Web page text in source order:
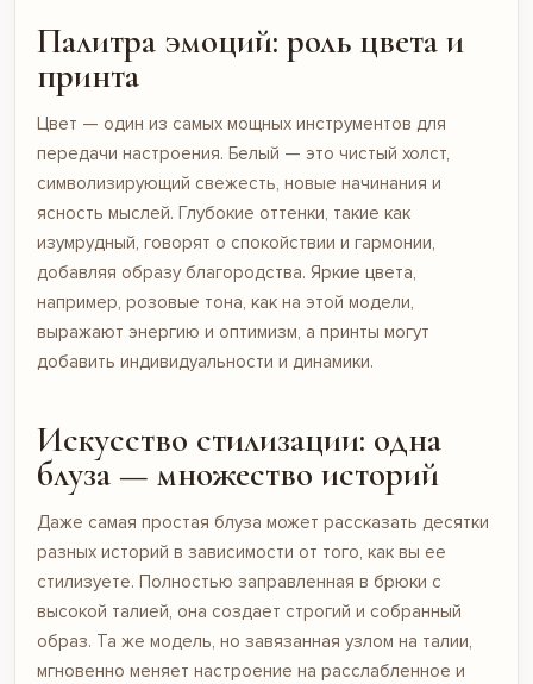
Палитра эмоций: роль цвета и
принта
Цвет — один из самых мощных инструментов для
передачи настроения. Белый — это чистый холст,
символизирующий свежесть, новые начинания и
ясность мыслей. Глубокие оттенки, такие как
изумрудный, говорят о спокойствии и гармонии,
добавляя образу благородства. Яркие цвета,
например, розовые тона, как на этой модели,
выражают энергию и оптимизм, а принты могут
добавить индивидуальности и динамики.
Искусство стилизации: одна
блуза — множество историй
Даже самая простая блуза может рассказать десятки
разных историй в зависимости от того, как вы ее
стилизуете. Полностью заправленная в брюки с
высокой талией, она создает строгий и собранный
образ. Та же модель, но завязанная узлом на талии,
мгновенно меняет настроение на расслабленное и